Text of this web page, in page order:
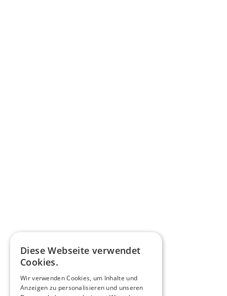
Diese Webseite verwendet
Cookies.
Wir verwenden Cookies, um Inhalte und
Anzeigen zu personalisieren und unseren